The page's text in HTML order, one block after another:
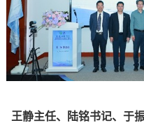
王静主任、陆铭书记、于